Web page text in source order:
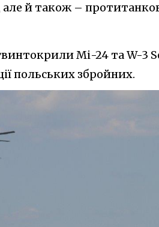
але й також –
Мі-24 та W-3
польських збройних.